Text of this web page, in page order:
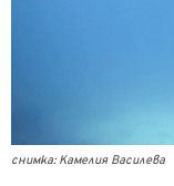
снимка: Камелия Василева